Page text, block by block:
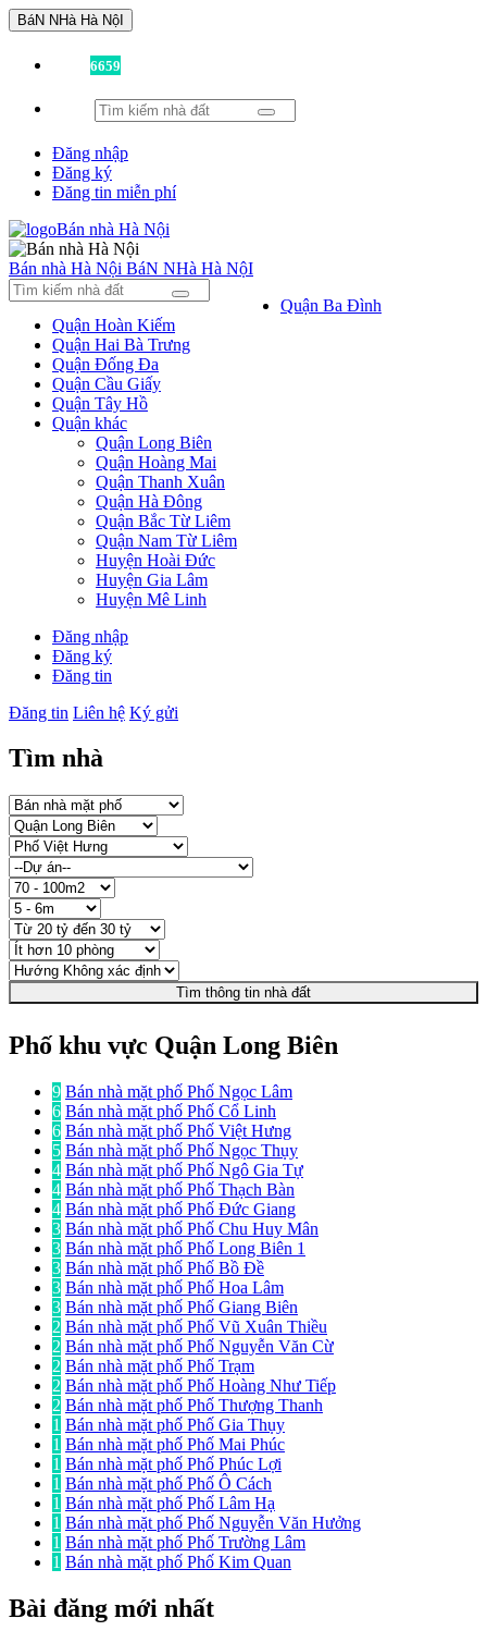
BáN NHà Hà NộI
6659
Đăng nhập
Đăng ký
Đăng tin miễn phí
Bán nhà Hà Nội BáN NHà Hà NộI
Quận Ba Đình
Quận Hoàn Kiếm
Quận Hai Bà Trưng
Quận Đống Đa
Quận Cầu Giấy
Quận Tây Hồ
Quận khác
Quận Long Biên
Quận Hoàng Mai
Quận Thanh Xuân
Quận Hà Đông
Quận Bắc Từ Liêm
Quận Nam Từ Liêm
Huyện Hoài Đức
Huyện Gia Lâm
Huyện Mê Linh
Đăng nhập
Đăng ký
Đăng tin
Đăng tin Liên hệ Ký gửi
Tìm nhà
Tìm thông tin nhà đất
Phố khu vực Quận Long Biên
9 Bán nhà mặt phố Phố Ngọc Lâm
6 Bán nhà mặt phố Phố Cổ Linh
6 Bán nhà mặt phố Phố Việt Hưng
5 Bán nhà mặt phố Phố Ngọc Thụy
4 Bán nhà mặt phố Phố Ngô Gia Tự
4 Bán nhà mặt phố Phố Thạch Bàn
4 Bán nhà mặt phố Phố Đức Giang
3 Bán nhà mặt phố Phố Chu Huy Mân
3 Bán nhà mặt phố Phố Long Biên 1
3 Bán nhà mặt phố Phố Bồ Đề
3 Bán nhà mặt phố Phố Hoa Lâm
3 Bán nhà mặt phố Phố Giang Biên
2 Bán nhà mặt phố Phố Vũ Xuân Thiều
2 Bán nhà mặt phố Phố Nguyễn Văn Cừ
2 Bán nhà mặt phố Phố Trạm
2 Bán nhà mặt phố Phố Hoàng Như Tiếp
2 Bán nhà mặt phố Phố Thượng Thanh
1 Bán nhà mặt phố Phố Gia Thụy
1 Bán nhà mặt phố Phố Mai Phúc
1 Bán nhà mặt phố Phố Phúc Lợi
1 Bán nhà mặt phố Phố Ô Cách
1 Bán nhà mặt phố Phố Lâm Hạ
1 Bán nhà mặt phố Phố Nguyễn Văn Hưởng
1 Bán nhà mặt phố Phố Trường Lâm
1 Bán nhà mặt phố Phố Kim Quan
Bài đăng mới nhất